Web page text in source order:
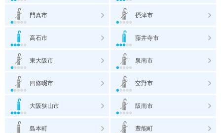
門真市 摂津市
高石市 藤井寺市
東大阪市 泉南市
四條畷市 交野市
大阪狭山市 阪南市
島本町 豊能町